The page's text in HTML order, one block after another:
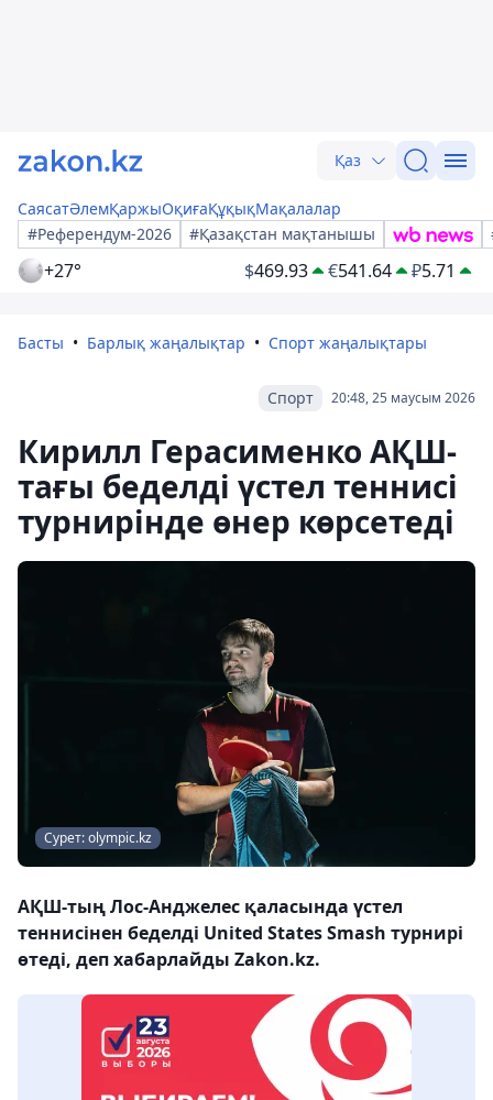
Қаз
СаясатӘлемҚаржыОқиғаҚұқықМақалалар
#Референдум-2026
#Қазақстан мақтанышы
+27° $469.93 €541.64 ₽5.71
Басты Барлық жаңалықтар Спорт жаңалықтары
20:48, 25 маусым 2026
Спорт
Кирилл Герасименко АҚШ-
тағы беделді үстел теннисі
турнирінде өнер көрсетеді
Сурет: olympic.kz
АҚШ-тың Лос-Анджелес қаласында үстел
теннисінен беделді United States Smash турнирі
өтеді, деп хабарлайды Zakon.kz.